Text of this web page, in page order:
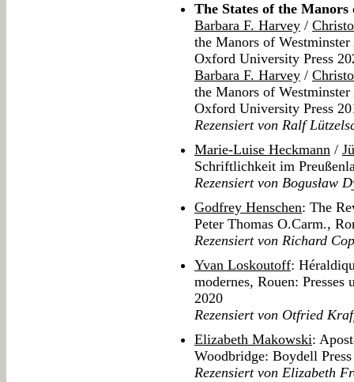
The States of the Manors
Barbara F. Harvey /
the Manors of
Oxford University Press
Barbara F. Harvey /
the Manors of
Oxford University Press
Rezensiert von Ralf
Marie-Luise Heckmann /
Schriftlichkeit im
Rezensiert von Bogusław
Godfrey Henschen: The
Peter Thomas O.Carm.,
Rezensiert von Richard
Yvan Loskoutoff:
modernes, Rouen:
2020
Rezensiert von Otfried
Elizabeth Makowski:
Woodbridge: Boydell
Rezensiert von Elizabeth